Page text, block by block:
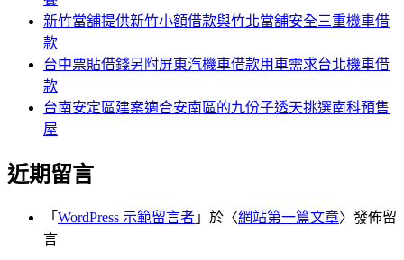
新竹當舖提供新竹小額借款與竹北當舖安全三重機車借
款
台中票貼借錢另附屏東汽機車借款用車需求台北機車借
款
台南安定區建案適合安南區的九份子透天挑選南科預售
屋
近期留言
「 WordPress 示範留言者 」於〈網站第一篇文章〉發佈留
言